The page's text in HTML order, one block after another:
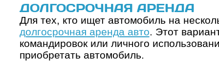
ДОЛГОСРОЧНАЯ АРЕНДА
Для тех, кто ищет автомобиль на
долгосрочная аренда авто. Этот
командировок или личного
приобретать автомобиль.